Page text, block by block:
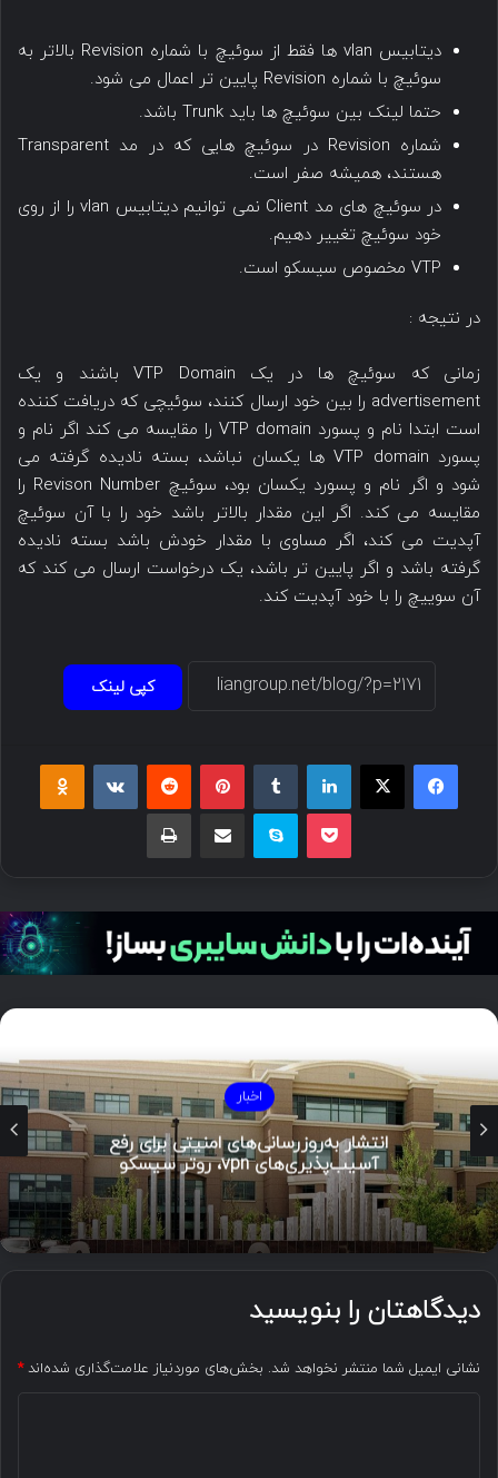
دیتابیس vlan ها فقط از سوئیچ با شماره Revision بالاتر به
سوئیچ با شماره Revision پایین تر اعمال می شود.
حتما لینک بین سوئیچ ها باید Trunk باشد.
شماره Revision در سوئیچ هایی که در مد Transparent
هستند، همیشه صفر است.
در سوئیچ های مد Client نمی توانیم دیتابیس vlan را از روی
خود سوئیچ تغییر دهیم.
VTP مخصوص سیسکو است.
در نتیجه :
زمانی که سوئیچ ها در یک VTP Domain باشند و یک
advertisement را بین خود ارسال کنند، سوئیچی که دریافت کننده
است ابتدا نام و پسورد VTP domain را مقایسه می کند اگر نام و
پسورد VTP domain ها یکسان نباشد، بسته نادیده گرفته می
شود و اگر نام و پسورد یکسان بود، سوئیچ Revison Number را
مقایسه می کند. اگر این مقدار بالاتر باشد خود را با آن سوئیچ
آپدیت می کند، اگر مساوی با مقدار خودش باشد بسته نادیده
گرفته باشد و اگر پایین تر باشد، یک درخواست ارسال می کند که
آن سوییچ را با خود آپدیت کند.
کپی لینک
فیسبوک ایکس لینکداین پینتریست
پاکت اسکایپ چاپ
اخبار
انتشار به‌روزرسانی‌های امنیتی برای رفع
آسیب‌پذیری‌های vpn، روتر سیسکو
دیدگاهتان را بنویسید
نشانی ایمیل شما منتشر نخواهد شد. بخش‌های موردنیاز علامت‌گذاری شده‌اند*